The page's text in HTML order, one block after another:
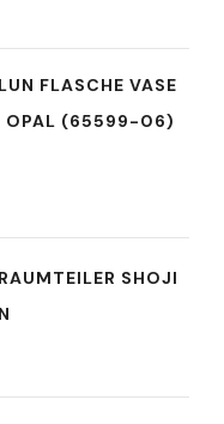
FLASCHE VASE
OPAL (65599-06)
SHOJI